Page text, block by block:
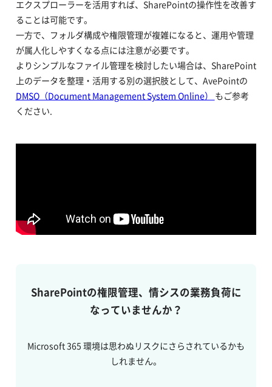
エクスプローラーを活用すれば、SharePointの操作性を改善す
ることは可能です。
一方で、フォルダ構成や権限管理が複雑になると、運用や管理
が属人化しやすくなる点には注意が必要です。
よりシンプルなファイル管理を検討したい場合は、SharePoint
上のデータを整理・活用する別の選択肢として、AvePointの
DMSO（Document Management System Online） もご参考
ください.
SharePointの権限管理、情シスの業務負荷に
なっていませんか？
Microsoft 365 環境は思わぬリスクにさらされているかも
しれません。